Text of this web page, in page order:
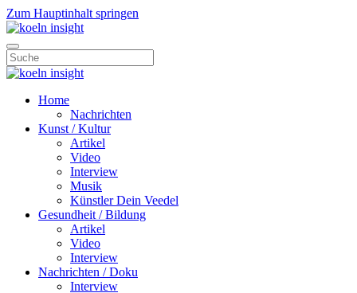
Zum Hauptinhalt springen
Home
Nachrichten
Kunst / Kultur
Artikel
Video
Interview
Musik
Künstler Dein Veedel
Gesundheit / Bildung
Artikel
Video
Interview
Nachrichten / Doku
Interview